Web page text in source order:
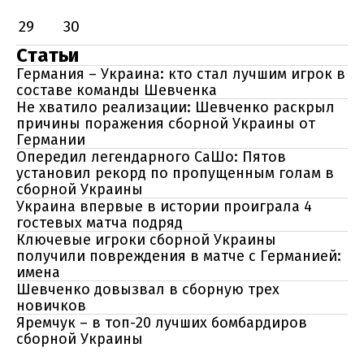
29
30
Статьи
Германия – Украина: кто стал лучшим игрок в
составе команды Шевченка
Не хватило реализации: Шевченко раскрыл
причины поражения сборной Украины от
Германии
Опередил легендарного СаШо: Пятов
установил рекорд по пропущенным голам в
сборной Украины
Украина впервые в истории проиграла 4
гостевых матча подряд
Ключевые игроки сборной Украины
получили повреждения в матче с Германией:
имена
Шевченко довызвал в сборную трех
новичков
Яремчук – в топ-20 лучших бомбардиров
сборной Украины